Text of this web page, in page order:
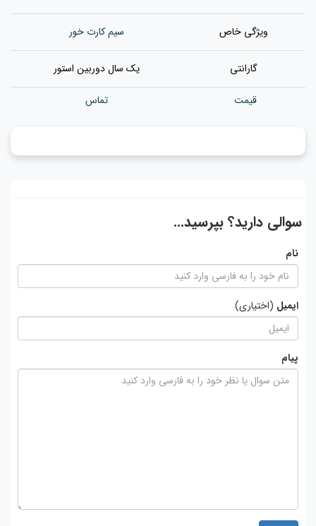
ویژگی خاص سیم کارت خور
گارانتی یک سال دوربین استور
قیمت تماس
سوالی دارید؟ بپرسید...
نام
ایمیل (اختیاری)
پیام